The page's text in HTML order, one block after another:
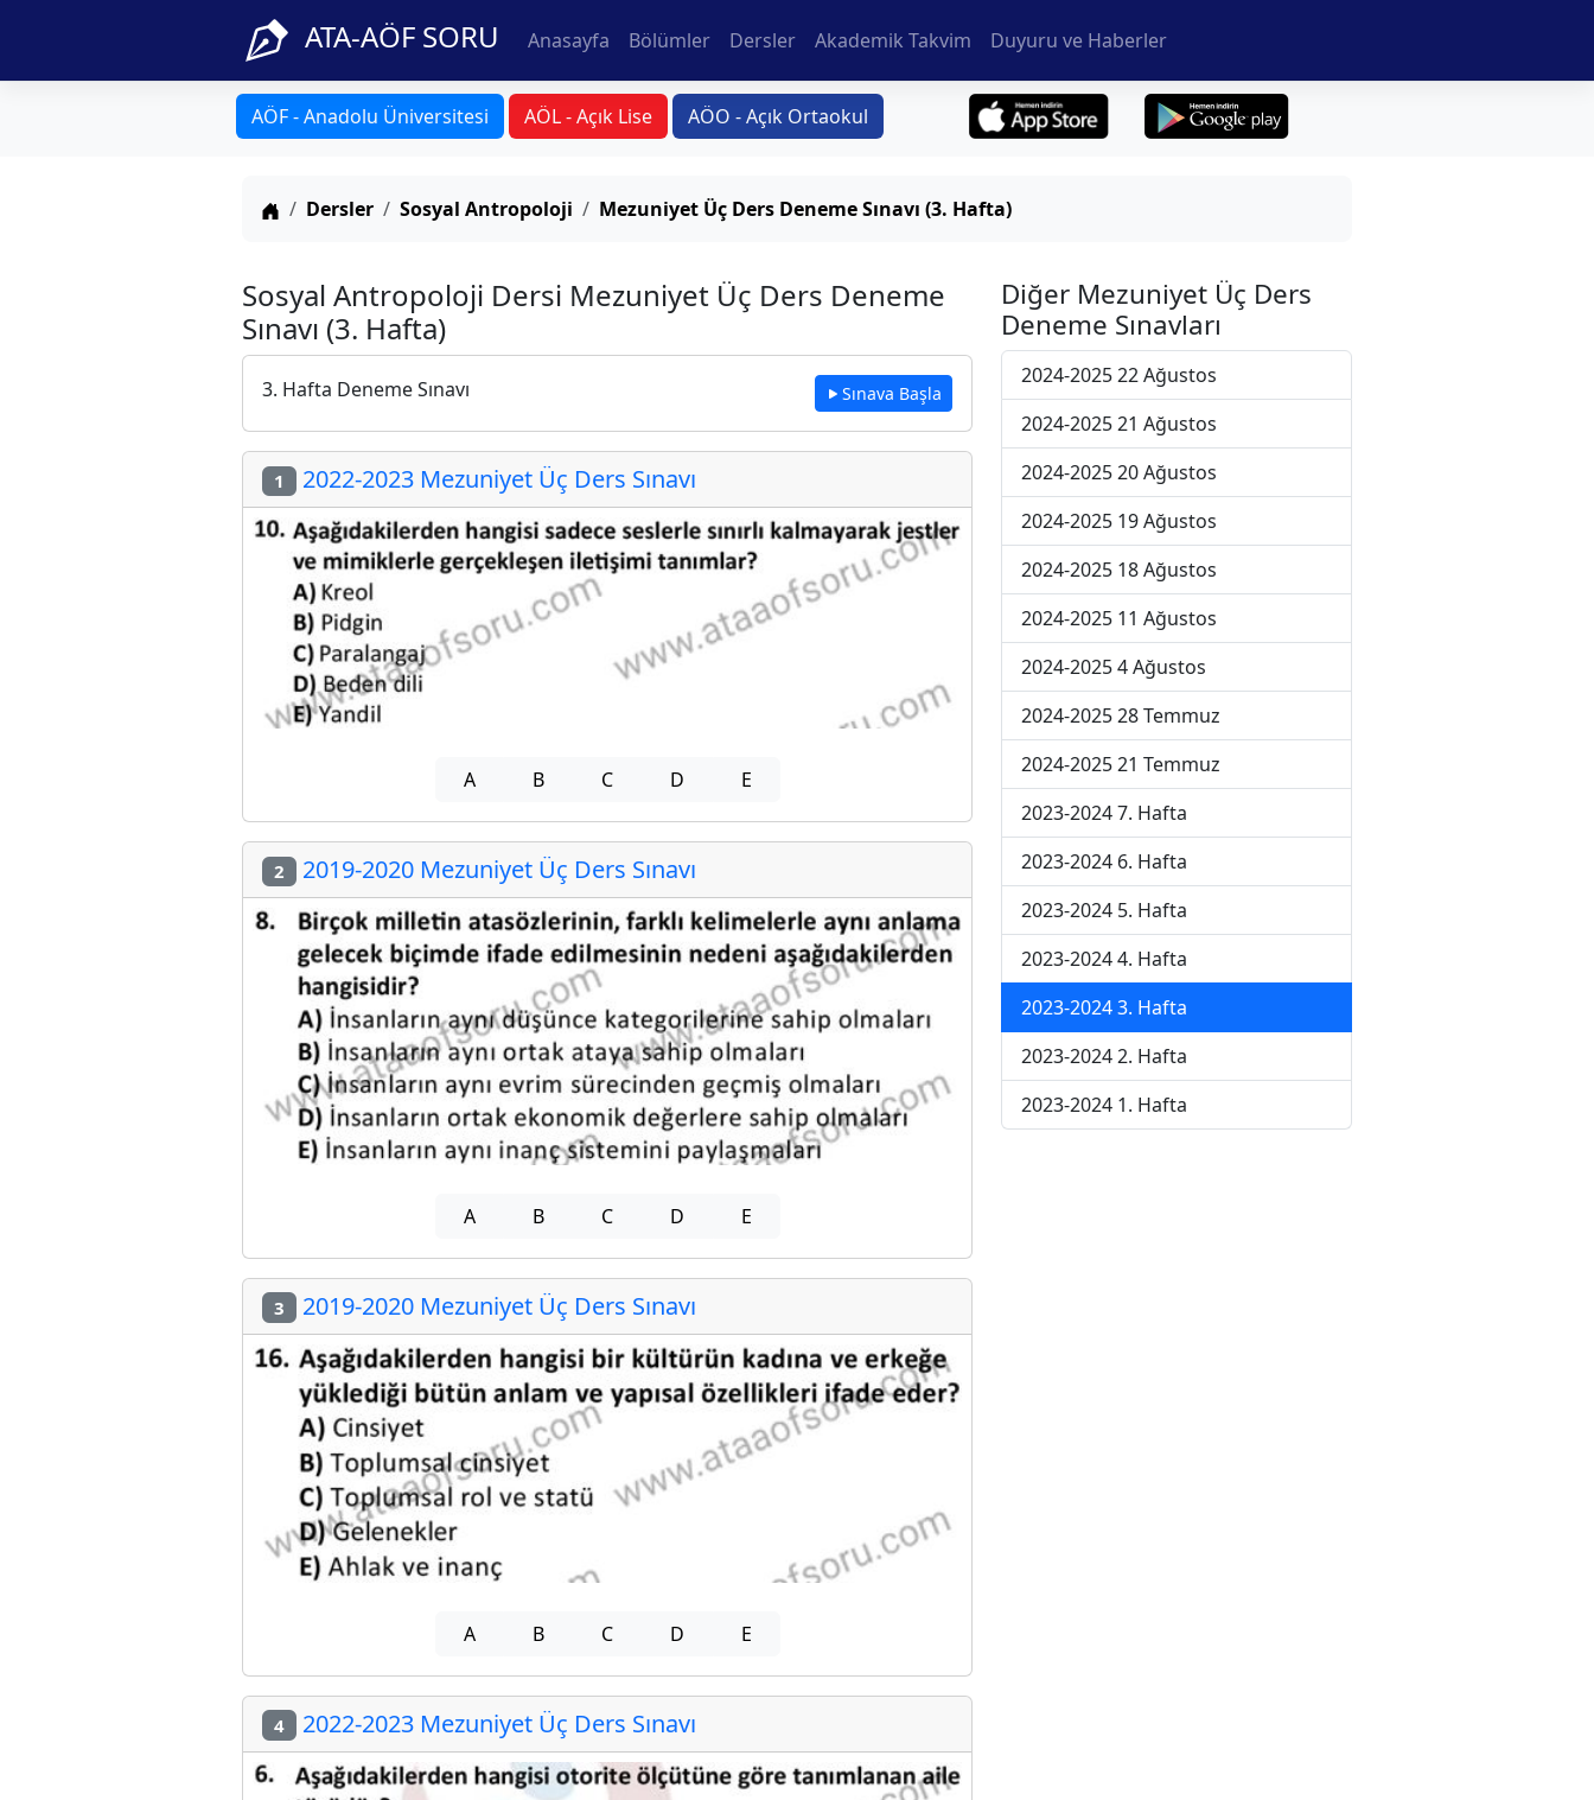
ATA-AÖF SORU Anasayfa Bölümler Dersler Akademik Takvim Duyuru ve Haberler
AÖF - Anadolu Üniversitesi AÖL - Açık Lise AÖO - Açık Ortaokul
Anasayfa
Dersler Sosyal Antropoloji Mezuniyet Üç Ders Deneme Sınavı (3. Hafta)
Sosyal Antropoloji Dersi Mezuniyet Üç Ders Deneme
Sınavı (3. Hafta)
3. Hafta Deneme Sınavı Sınava Başla
1 2022-2023 Mezuniyet Üç Ders Sınavı
A B C D E
2 2019-2020 Mezuniyet Üç Ders Sınavı
A B C D E
3 2019-2020 Mezuniyet Üç Ders Sınavı
A B C D E
4 2022-2023 Mezuniyet Üç Ders Sınavı
Diğer Mezuniyet Üç Ders
Deneme Sınavları
2024-2025 22 Ağustos
2024-2025 21 Ağustos
2024-2025 20 Ağustos
2024-2025 19 Ağustos
2024-2025 18 Ağustos
2024-2025 11 Ağustos
2024-2025 4 Ağustos
2024-2025 28 Temmuz
2024-2025 21 Temmuz
2023-2024 7. Hafta
2023-2024 6. Hafta
2023-2024 5. Hafta
2023-2024 4. Hafta
2023-2024 3. Hafta
2023-2024 2. Hafta
2023-2024 1. Hafta